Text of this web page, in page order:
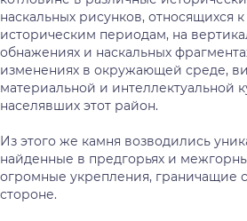
наскальных рисунков, относящихся
историческим периодам, на
обнажениях и наскальных
изменениях в окружающей среде,
материальной и интеллектуальной
населявших этот район.
Из этого же камня возводились
найденные в предгорьях и
огромные укрепления, граничащие
стороне.